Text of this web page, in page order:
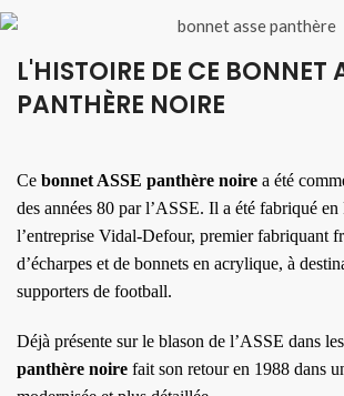
L'HISTOIRE DE CE BONNET
PANTHÈRE NOIRE
Ce bonnet ASSE panthère noire a été
des années 80 par l’ASSE. Il a été fabriqué en
l’entreprise Vidal-Defour, premier fabriquant
d’écharpes et de bonnets en acrylique, à
supporters de football.
Déjà présente sur le blason de l’ASSE dans
panthère noire fait son retour en 1988 dans